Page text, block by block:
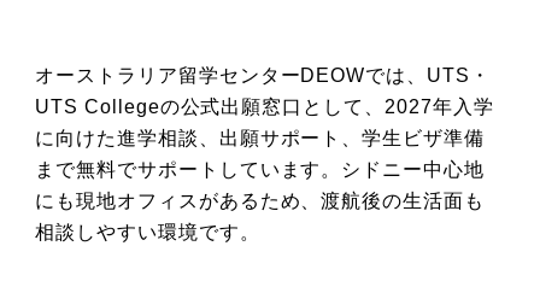
オーストラリア留学センターDEOWでは、UTS・
UTS Collegeの公式出願窓口として、2027年入学
に向けた進学相談、出願サポート、学生ビザ準備
まで無料でサポートしています。シドニー中心地
にも現地オフィスがあるため、渡航後の生活面も
相談しやすい環境です。